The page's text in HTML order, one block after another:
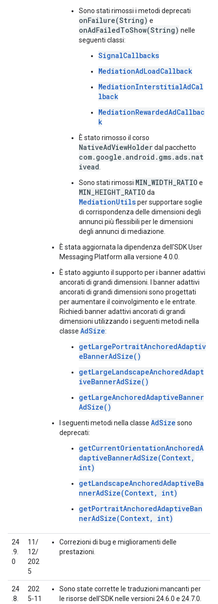
Sono stati rimossi i metodi deprecati
onFailure(String) e
onAdFailedToShow(String) nelle
seguenti classi:
SignalCallbacks
MediationAdLoadCallback
MediationInterstitialAdCal
lback
MediationRewardedAdCallbac
k
È stato rimosso il corso
NativeAdViewHolderdal pacchetto
com.google.android.gms.ads.nat
ivead
Sono stati rimossi MIN_WIDTH_RATIO e
MIN_HEIGHT_RATIO da
MediationUtilsper supportare soglie
di corrispondenza delle dimensioni degli
annunci più flessibili per le dimensioni
degli annunci di mediazione.
È stata aggiornata la dipendenza dell'SDK User
Messaging Platform alla versione 4.0.0.
È stato aggiunto il supporto per i banner adattivi
ancorati di grandi dimensioni. I banner adattivi
ancorati di grandi dimensioni sono progettati
per aumentare il coinvolgimento e le entrate.
Richiedi banner adattivi ancorati di grandi
dimensioni utilizzando i seguenti metodi nella
classe AdSize:
getLargePortraitAnchoredAdaptiv
eBannerAdSize()
getLargeLandscapeAnchoredAdapt
iveBannerAdSize()
getLargeAnchoredAdaptiveBanner
AdSize()
I seguenti metodi nella classe AdSize sono
deprecati:
getCurrentOrientationAnchoredA
daptiveBannerAdSize(Context,
int)
getLandscapeAnchoredAdaptiveBa
nnerAdSize(Context, int)
getPortraitAnchoredAdaptiveBan
nerAdSize(Context, int)
24
.9.
0
11/
12/
202
5
Correzioni di bug e miglioramenti delle
prestazioni.
24
.8.
202
5‑11
Sono state corrette le traduzioni mancanti per
le risorse dell'SDK nelle versioni 24.6.0 e 24.7.0.